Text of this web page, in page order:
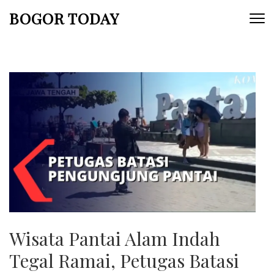
BOGOR TODAY
Wisata Pantai Alam Indah
Tegal Ramai, Petugas Batasi